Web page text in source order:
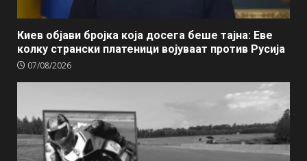
Киев објави бројка која досега беше тајна: Еве
колку странски платеници војуваат против Русија
07/08/2026